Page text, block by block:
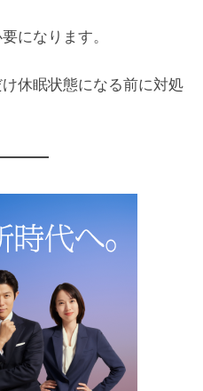
になります。
休眠状態になる前に対処